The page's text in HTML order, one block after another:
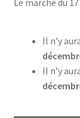
Il n’y
Il n’y